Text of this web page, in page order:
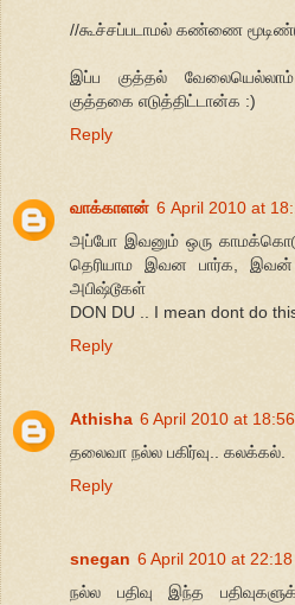
//கூச்சப்படாமல் கண்ணை
இப்ப குத்தல்
குத்தகை எடுத்திட்டான்க :)
Reply
வாக்காளன் 6 April 2010 at
அப்போ இவனும் ஒரு
தெரியாம இவன பார்க, இவன்
அபிஷ்டூகள்
DON DU .. I mean dont do
Reply
Athisha 6 April 2010 at 18:56
தலைவா நல்ல பகிர்வு.. கலக்கல்.
Reply
snegan 6 April 2010 at 22:18
நல்ல பதிவு இந்த